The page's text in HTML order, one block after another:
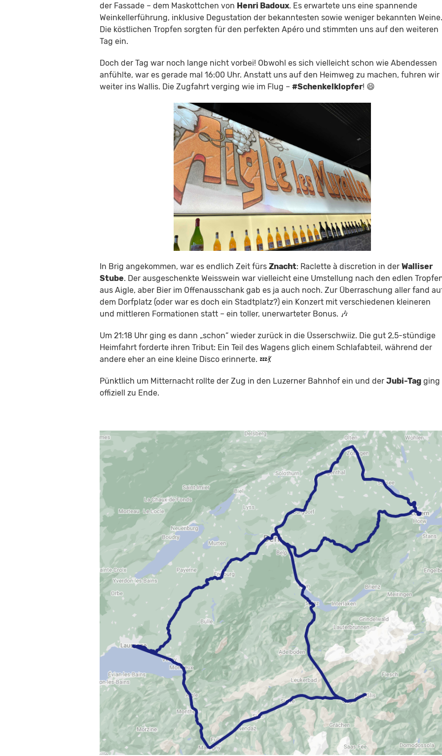
der Fassade – dem Maskottchen von Henri Badoux. Es erwartete uns eine spannende
Weinkellerführung, inklusive Degustation der bekanntesten sowie weniger bekannten Weine.
Die köstlichen Tropfen sorgten für den perfekten Apéro und stimmten uns auf den weiteren
Tag ein.
Doch der Tag war noch lange nicht vorbei! Obwohl es sich vielleicht schon wie Abendessen
anfühlte, war es gerade mal 16:00 Uhr. Anstatt uns auf den Heimweg zu machen, fuhren wir
weiter ins Wallis. Die Zugfahrt verging wie im Flug – #Schenkelklopfer! 😄
In Brig angekommen, war es endlich Zeit fürs Znacht: Raclette à discretion in der Walliser
Stube. Der ausgeschenkte Weisswein war vielleicht eine Umstellung nach den edlen
aus Aigle, aber Bier im Offenausschank gab es ja auch noch. Zur Überraschung aller fand
dem Dorfplatz (oder war es doch ein Stadtplatz?) ein Konzert mit verschiedenen kleineren
und mittleren Formationen statt – ein toller, unerwarteter Bonus. 🎶
Um 21:18 Uhr ging es dann „schon“ wieder zurück in die Üsserschwiiz. Die gut 2,5-stündige
Heimfahrt forderte ihren Tribut: Ein Teil des Wagens glich einem Schlafabteil, während der
andere eher an eine kleine Disco erinnerte. 💤💃
Pünktlich um Mitternacht rollte der Zug in den Luzerner Bahnhof ein und der Jubi-Tagging
offiziell zu Ende.